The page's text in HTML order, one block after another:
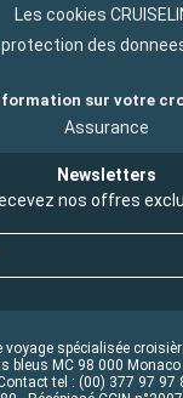
Les cookies
des
sur votre
Assurance
Newsletters
nos offres
voyage spécialisée
bleus MC 98 000
tel : (00) 377 97 97